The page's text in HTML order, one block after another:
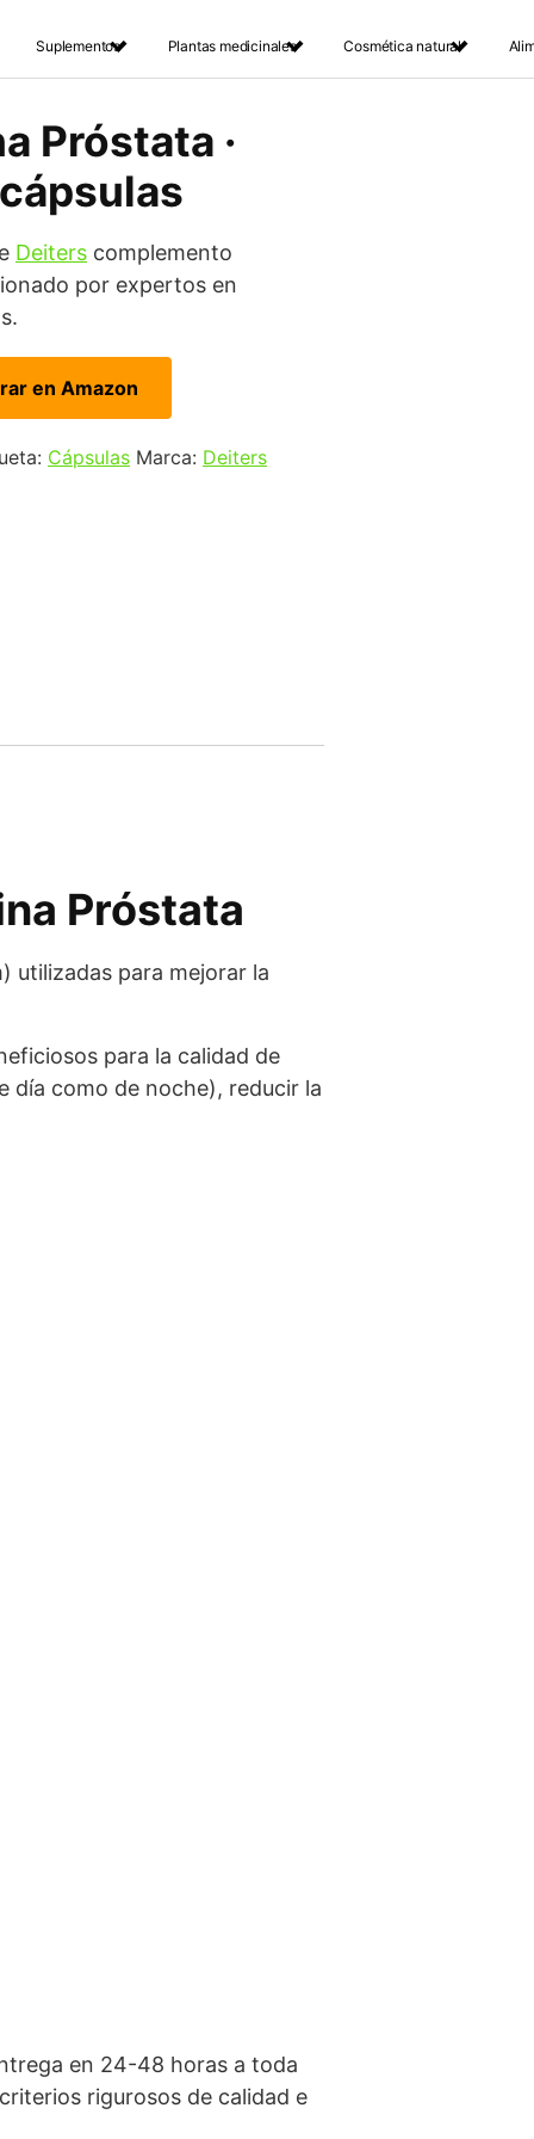
Suplementos Plantas medicinales Cosmética natural
Próstata ·
Deiters complemento
por expertos en
en Amazon
Cápsulas Marca: Deiters
Próstata
utilizadas para mejorar la
para la calidad de
día como de noche), reducir la
en 24-48 horas a toda
rigurosos de calidad e